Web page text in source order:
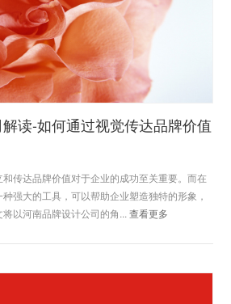
读-如何通过视觉传达品牌价值
传达品牌价值对于企业的成功至关重要。而在
强大的工具，可以帮助企业塑造独特的形象，
以河南品牌设计公司的角...查看更多